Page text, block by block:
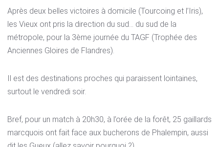
Après deux belles victoires à domicile (Tourcoing et l’Iris),
les Vieux ont pris la direction du sud… du sud de la
métropole, pour la 3ème journée du TAGF (Trophée des
Anciennes Gloires de Flandres).
Il est des destinations proches qui paraissent lointaines,
surtout le vendredi soir.
Bref, pour un match à 20h30, à l’orée de la forêt, 25 gaillards
marcquois ont fait face aux bucherons de Phalempin, aussi